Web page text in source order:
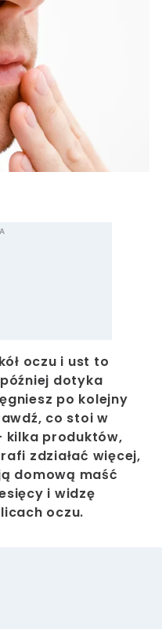
oczu i ust to
dotyka
po kolejny
co stoi w
kilka produktów,
zdziałać więcej,
domową maść
i widzę
oczu.